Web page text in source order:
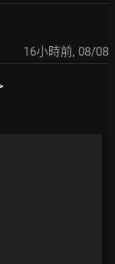
16小時前, 08/08